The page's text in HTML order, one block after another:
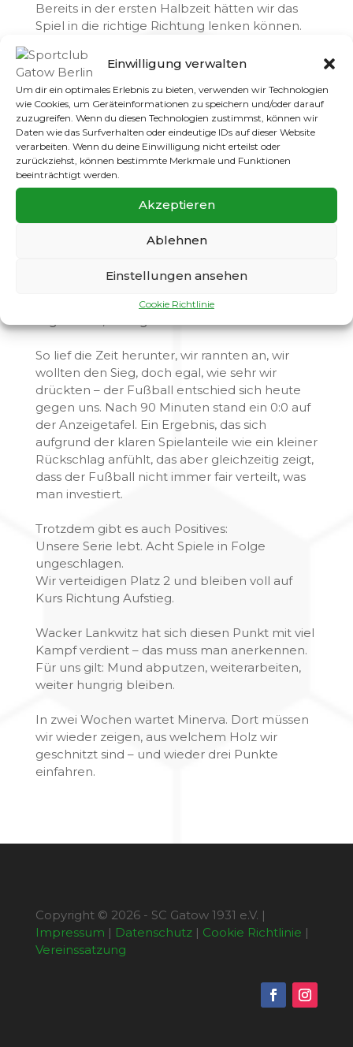
Einwilligung verwalten
Um dir ein optimales Erlebnis zu bieten, verwenden wir Technologien
wie Cookies, um Geräteinformationen zu speichern und/oder darauf
zuzugreifen. Wenn du diesen Technologien zustimmst, können wir
Daten wie das Surfverhalten oder eindeutige IDs auf dieser Website
verarbeiten. Wenn du deine Einwilligung nicht erteilst oder
zurückziehst, können bestimmte Merkmale und Funktionen
beeinträchtigt werden.
Akzeptieren
Ablehnen
Einstellungen ansehen
Cookie Richtlinie
Bereits in der ersten Halbzeit hätten wir das
Spiel in die richtige Richtung lenken können.
reagierenden Torhüter, Sandro verfehlte das
lange Eck nur um Zentimeter – Chancen
waren da, aber die Belohnung blieb aus.
Lankwitz verteidigte geschickt, warf sich in
jeden Ball und fand im Torwart ihren besten
Mann.
In der zweiten Halbzeit setzte sich das Bild fort:
Gatow drückte, Lankwitz hielt dagegen. Wir
erhöhten das Tempo, kamen immer wieder
gefährlich in den Strafraum. Karim, Ömür und
auf dem Fuß. Doch an diesem Tag wuchs der
Keeper der Gäste über sich hinaus – er hielt
alles, was irgendwie haltbar war, und teilweise
So lief die Zeit herunter, wir rannten an, wir
wollten den Sieg, doch egal, wie sehr wir
drückten – der Fußball entschied sich heute
gegen uns. Nach 90 Minuten stand ein 0:0 auf
der Anzeigetafel. Ein Ergebnis, das sich
aufgrund der klaren Spielanteile wie ein kleiner
Rückschlag anfühlt, das aber gleichzeitig zeigt,
dass der Fußball nicht immer fair verteilt, was
man investiert.
Trotzdem gibt es auch Positives:
Unsere Serie lebt. Acht Spiele in Folge
ungeschlagen.
Wir verteidigen Platz 2 und bleiben voll auf
Kurs Richtung Aufstieg.
Wacker Lankwitz hat sich diesen Punkt mit viel
Kampf verdient – das muss man anerkennen.
Für uns gilt: Mund abputzen, weiterarbeiten,
weiter hungrig bleiben.
In zwei Wochen wartet Minerva. Dort müssen
wir wieder zeigen, aus welchem Holz wir
geschnitzt sind – und wieder drei Punkte
einfahren.
Copyright © 2026 - SC Gatow 1931 e.V. |
Impressum | Datenschutz| Cookie Richtlinie |
Vereinssatzung